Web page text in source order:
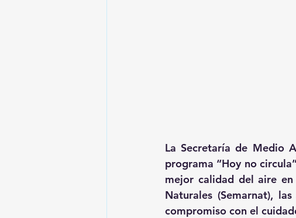
La Secretaría de Medio
programa “Hoy no
mejor calidad del aire
Naturales (Semarnat),
compromiso con el